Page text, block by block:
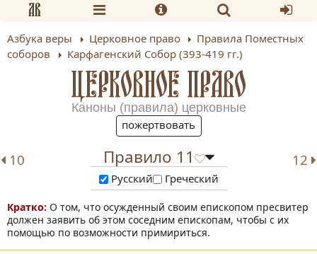
Азбука веры Церковное право
Правила Поместных
соборов
Карфагенский Собор (393-419 гг.)
ЦЕРКОВНОЕ ПРАВО
Каноны (правила) церковные
пожертвовать
10 Правило 11 12
Русский Греческий
О том, что осужденный своим епископом пресвитер
должен заявить об этом соседним епископам, чтобы с их
помощью по возможности примириться.